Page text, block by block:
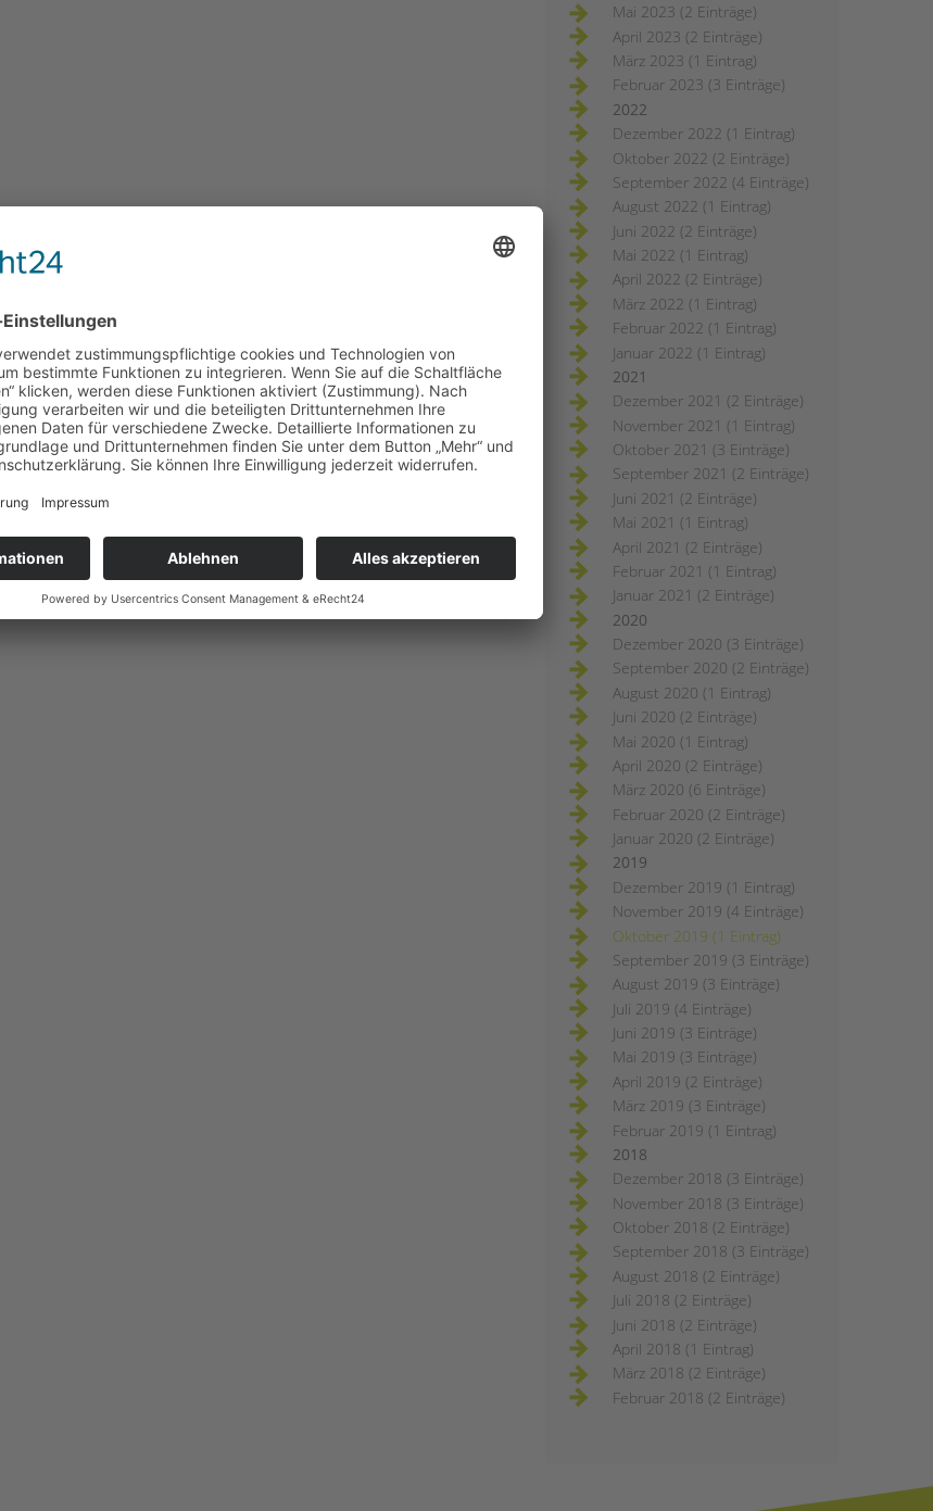
Mai 2023 (2 Einträge)
April 2023 (2 Einträge)
März 2023 (1 Eintrag)
Februar 2023 (3 Einträge)
2022
Dezember 2022 (1 Eintrag)
Oktober 2022 (2 Einträge)
September 2022 (4 Einträge)
August 2022 (1 Eintrag)
Juni 2022 (2 Einträge)
Mai 2022 (1 Eintrag)
April 2022 (2 Einträge)
März 2022 (1 Eintrag)
Februar 2022 (1 Eintrag)
Januar 2022 (1 Eintrag)
2021
Dezember 2021 (2 Einträge)
November 2021 (1 Eintrag)
Oktober 2021 (3 Einträge)
September 2021 (2 Einträge)
Juni 2021 (2 Einträge)
Mai 2021 (1 Eintrag)
April 2021 (2 Einträge)
Februar 2021 (1 Eintrag)
Januar 2021 (2 Einträge)
2020
Dezember 2020 (3 Einträge)
September 2020 (2 Einträge)
August 2020 (1 Eintrag)
Juni 2020 (2 Einträge)
Mai 2020 (1 Eintrag)
April 2020 (2 Einträge)
März 2020 (6 Einträge)
Februar 2020 (2 Einträge)
Januar 2020 (2 Einträge)
2019
Dezember 2019 (1 Eintrag)
November 2019 (4 Einträge)
Oktober 2019 (1 Eintrag)
September 2019 (3 Einträge)
August 2019 (3 Einträge)
Juli 2019 (4 Einträge)
Juni 2019 (3 Einträge)
Mai 2019 (3 Einträge)
April 2019 (2 Einträge)
März 2019 (3 Einträge)
Februar 2019 (1 Eintrag)
2018
Dezember 2018 (3 Einträge)
November 2018 (3 Einträge)
Oktober 2018 (2 Einträge)
September 2018 (3 Einträge)
August 2018 (2 Einträge)
Juli 2018 (2 Einträge)
Juni 2018 (2 Einträge)
April 2018 (1 Eintrag)
März 2018 (2 Einträge)
Februar 2018 (2 Einträge)